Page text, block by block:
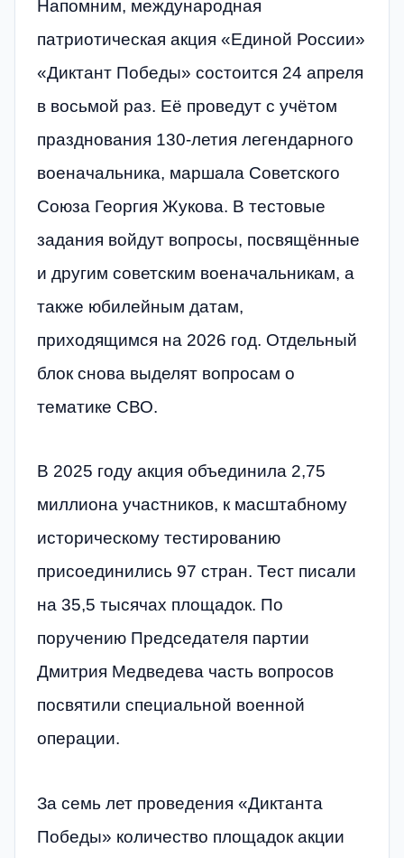
Напомним, международная
патриотическая акция «Единой России»
«Диктант Победы» состоится 24 апреля
в восьмой раз. Её проведут с учётом
празднования 130-летия легендарного
военачальника, маршала Советского
Союза Георгия Жукова. В тестовые
задания войдут вопросы, посвящённые
и другим советским военачальникам, а
также юбилейным датам,
приходящимся на 2026 год. Отдельный
блок снова выделят вопросам о
тематике СВО.
В 2025 году акция объединила 2,75
миллиона участников, к масштабному
историческому тестированию
присоединились 97 стран. Тест писали
на 35,5 тысячах площадок. По
поручению Председателя партии
Дмитрия Медведева часть вопросов
посвятили специальной военной
операции.
За семь лет проведения «Диктанта
Победы» количество площадок акции